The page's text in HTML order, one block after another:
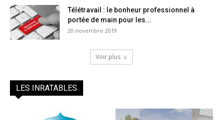
Télétravail : le bonheur professionnel à
portée de main pour les...
20 novembre 2019
Voir plus
LES INRATABLES